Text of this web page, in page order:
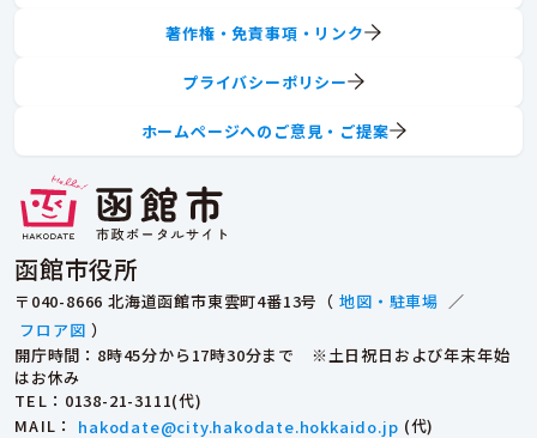
函館市役所
〒040-8666 北海道函館市東雲町4番13号（ 地図・駐車場 ／
フロア図 ）
開庁時間：8時45分から17時30分まで ※土日祝日および年末年始
はお休み
TEL ：0138-21-3111(代)
MAIL ： hakodate@city.hakodate.hokkaido.jp (代)
著作権・免責事項・リンク
プライバシーポリシー
ホームページへのご意見・ご提案